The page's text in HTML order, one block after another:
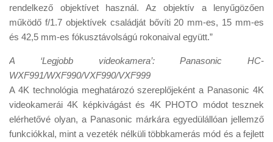
rendelkező objektívet használ. Az objektív a lenyűgözően
működő f/1.7 objektívek családját bővíti 20 mm-es, 15 mm-es
és 42,5 mm-es fókusztávolságú rokonaival együtt.”
A ‘Legjobb videokamera’: Panasonic HC-
WXF991/WXF990/VXF990/VXF999
A 4K technológia meghatározó szereplőjeként a Panasonic 4K
videokamerái 4K képkivágást és 4K PHOTO módot tesznek
elérhetővé olyan, a Panasonic márkára egyedülállóan jellemző
funkciókkal, mint a vezeték nélküli többkamerás mód és a fejlett